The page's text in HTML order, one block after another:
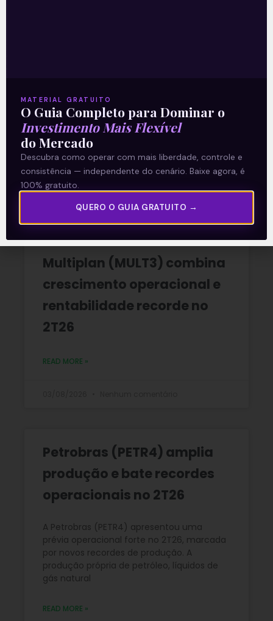
(Copom) encerrada na quarta-feira (5)
confirmou as expectativas quase
unânimes dos investidores e reduziu a taxa
Selic em
READ MORE »
06/08/2026 Nenhum comentário
Multiplan (MULT3) combina
crescimento operacional e
rentabilidade recorde no
2T26
READ MORE »
Petrobras (PETR4) amplia
produção e bate recordes
operacionais no 2T26
A Petrobras (PETR4) apresentou uma
prévia operacional forte no 2T26, marcada
por novos recordes de produção. A
produção própria de petróleo, líquidos de
gás natural
READ MORE »
MATERIAL GRATUITO
O Guia Completo para Dominar o
Investimento Mais Flexível
do Mercado
Descubra como operar com mais liberdade, controle e
consistência — independente do cenário. Baixe agora, é
100% gratuito.
QUERO O GUIA GRATUITO →